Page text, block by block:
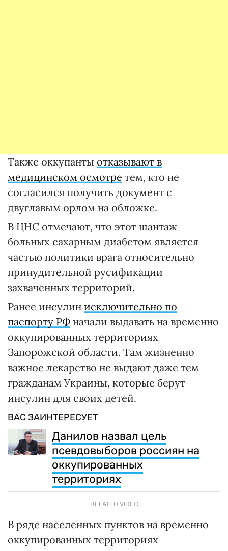
Также оккупанты отказывают в
медицинском осмотре тем, кто не
согласился получить документ с
двуглавым орлом на обложке.
В ЦНС отмечают, что этот шантаж
больных сахарным диабетом является
частью политики врага относительно
принудительной русификации
захваченных территорий.
Ранее инсулин исключительно по
паспорту РФ начали выдавать на временно
оккупированных территориях
Запорожской области. Там жизненно
важное лекарство не выдают даже тем
гражданам Украины, которые берут
инсулин для своих детей.
ВАС ЗАИНТЕРЕСУЕТ
Данилов назвал цель
псевдовыборов россиян на
оккупированных
территориях
RELATED VIDEO
В ряде населенных пунктов на временно
оккупированных территориях